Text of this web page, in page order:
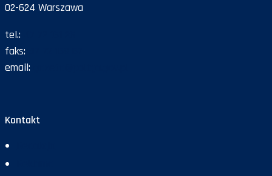
02-624 Warszawa
tel.:
faks:
email:
Kontakt